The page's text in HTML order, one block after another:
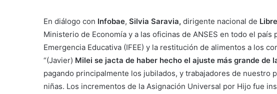
En diálogo con Infobae, Silvia Saravia, dirigente nacional de
Ministerio de Economía y a las oficinas de ANSES en todo el
Emergencia Educativa (IFEE) y la restitución de alimentos a los
“(Javier) Milei se jacta de haber hecho el ajuste más grande de
pagando principalmente los jubilados, y trabajadores de nuestro
niñas. Los incrementos de la Asignación Universal por Hijo fue